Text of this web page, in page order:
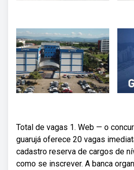
Total de vagas 1. Web — o
guarujá oferece 20 vagas
cadastro reserva de cargos de
como se inscrever. A banca